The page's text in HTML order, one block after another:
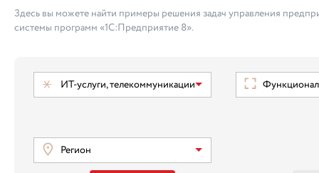
Здесь вы можете найти примеры решения задач управления
системы программ «1С:Предприятие 8».
ИТ-услуги, телекоммуникации
Регион